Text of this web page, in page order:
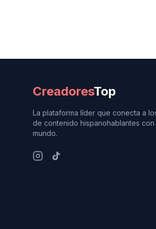
CreadoresTop
La plataforma líder que conecta a
de contenido hispanohablantes
mundo.